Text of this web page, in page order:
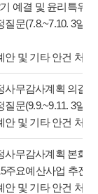
예결 및 윤리특위
질문(7.8.~7.10. 3일
안 및 기타 안건 처리
사무감사계획 의결(
질문(9.9.~9.11. 3일간)
안 및 기타 안건 처리
사무감사계획 본회의
주요예산사업 추진
안 및 기타 안건 처리